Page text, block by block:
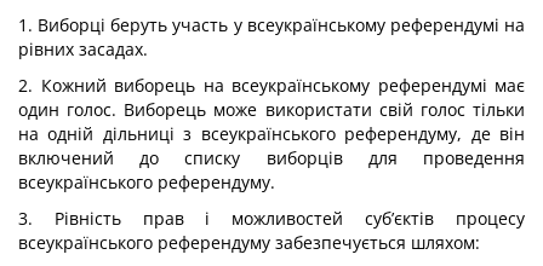
1. Виборці беруть участь у всеукраїнському референдумі на
рівних засадах.
2. Кожний виборець на всеукраїнському референдумі має
один голос. Виборець може використати свій голос тільки
на одній дільниці з всеукраїнського референдуму, де він
включений до списку виборців для проведення
всеукраїнського референдуму.
3. Рівність прав і можливостей суб’єктів процесу
всеукраїнського референдуму забезпечується шляхом: